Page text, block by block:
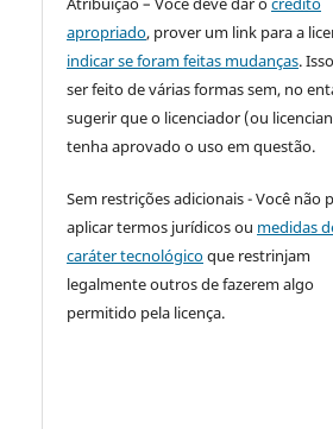
apropriado, prover um link para a
indicar se foram feitas mudanças.
ser feito de várias formas sem, no
sugerir que o licenciador (ou
tenha aprovado o uso em questão.
Sem restrições adicionais - Você não
aplicar termos jurídicos ou medidas
caráter tecnológicoque restrinjam
legalmente outros de fazerem algo
permitido pela licença.